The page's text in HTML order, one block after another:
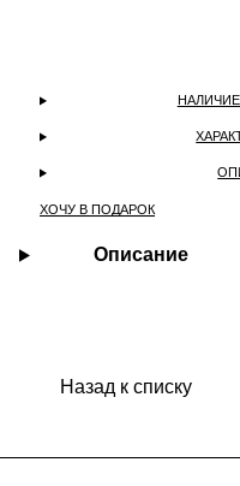
ХОЧУ В ПОДАРОК
Описание
Назад к списку